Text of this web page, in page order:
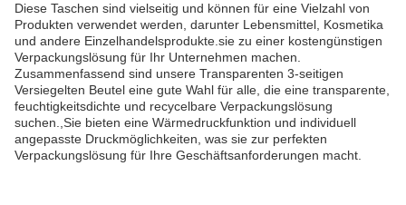
Diese Taschen sind vielseitig und können für eine Vielzahl von
Produkten verwendet werden, darunter Lebensmittel, Kosmetika
und andere Einzelhandelsprodukte.sie zu einer kostengünstigen
Verpackungslösung für Ihr Unternehmen machen.
Zusammenfassend sind unsere Transparenten 3-seitigen
Versiegelten Beutel eine gute Wahl für alle, die eine transparente,
feuchtigkeitsdichte und recycelbare Verpackungslösung
suchen.,Sie bieten eine Wärmedruckfunktion und individuell
angepasste Druckmöglichkeiten, was sie zur perfekten
Verpackungslösung für Ihre Geschäftsanforderungen macht.